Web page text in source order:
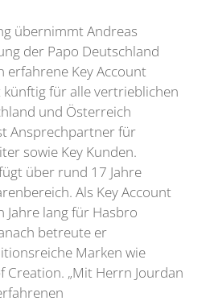
übernimmt Andreas
der Papo Deutschland
erfahrene Key Account
für alle vertrieblichen
und Österreich
Ansprechpartner für
sowie Key Kunden.
über rund 17 Jahre
Als Key Account
Jahre lang für Hasbro
betreute er
Marken wie
Creation. „Mit Herrn Jourdan